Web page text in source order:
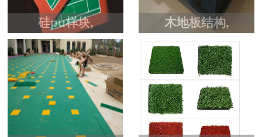
硅pu样块, 木地板结构,